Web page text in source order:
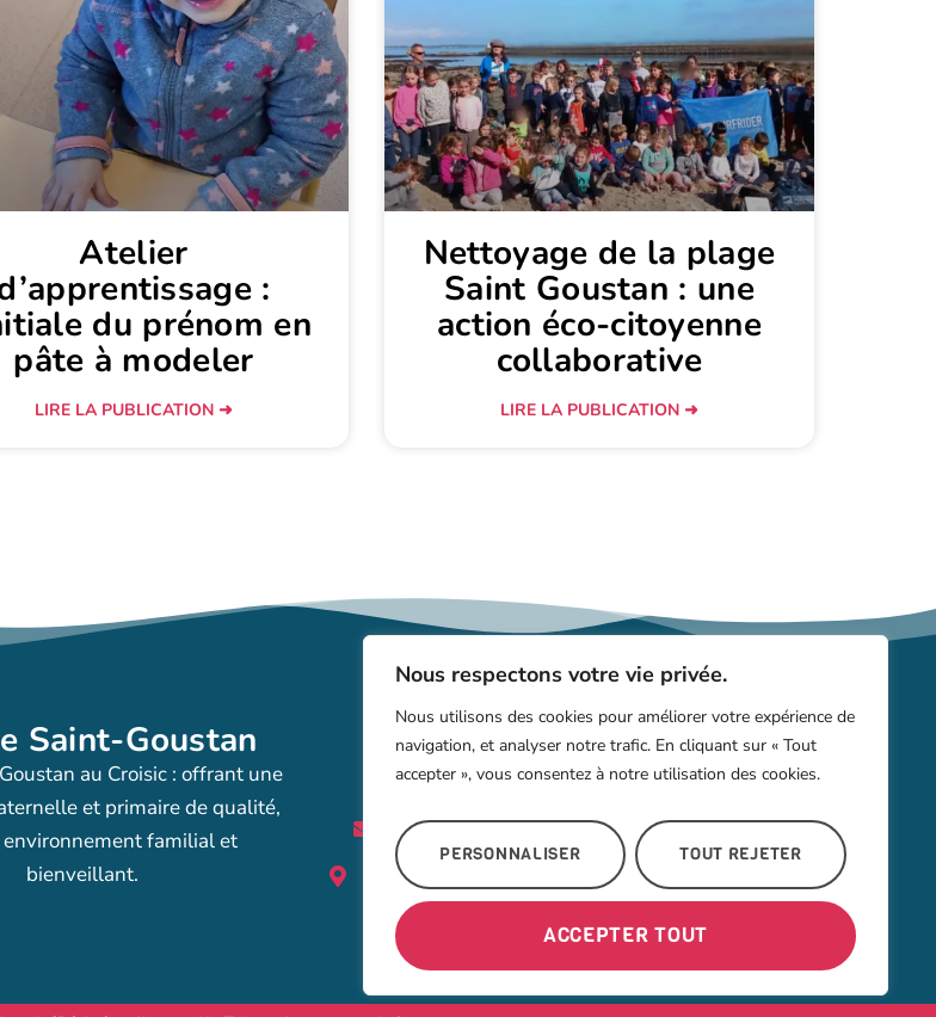
Nous respectons votre vie privée.
Nous utilisons des cookies pour améliorer votre expérience de
navigation, et analyser notre trafic. En cliquant sur « Tout
accepter », vous consentez à notre utilisation des cookies.
PERSONNALISER TOUT REJETER
ACCEPTER TOUT
Atelier
:
du prénom en
pâte à modeler
LIRE LA PUBLICATION ➜
Nettoyage de la plage
Saint Goustan : une
action éco-citoyenne
collaborative
LIRE LA PUBLICATION ➜
Saint-Goustan
au Croisic : offrant une
et primaire de qualité,
environnement familial et
bienveillant.
Coordonnées
02 40 23 06 39
laurence.bricaud@ac-nantes.fr
2 Rue Jean Gouzo, 44490 Le Croisic